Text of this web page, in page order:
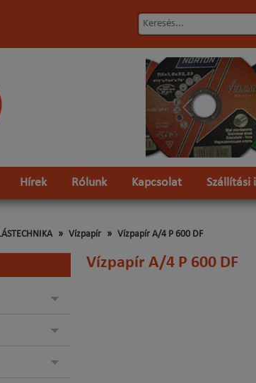
Előző
Hírek Rólunk Kapcsolat Szállítási
Vízpapír Vízpapír A/4 P 600 DF
Vízpapír A/4 P 600 DF